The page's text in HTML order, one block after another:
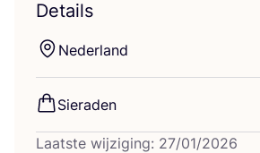
Details
Neder­land
Sie­ra­den
Laatste wijziging: 27/01/2026